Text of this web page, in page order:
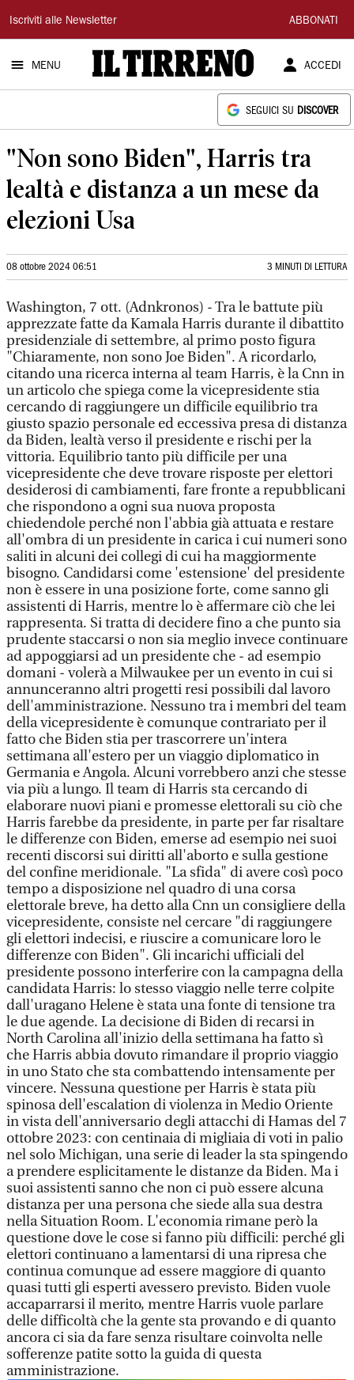
Il
Tirreno
Iscriviti alle Newsletter ABBONATI
MENU ACCEDI
SEGUICI SU DISCOVER
"Non sono Biden", Harris tra
lealtà e distanza a un mese da
elezioni Usa
08 ottobre 2024 06:51 3 MINUTI DI LETTURA
Washington, 7 ott. (Adnkronos) - Tra le battute più
apprezzate fatte da Kamala Harris durante il dibattito
presidenziale di settembre, al primo posto figura
"Chiaramente, non sono Joe Biden". A ricordarlo,
citando una ricerca interna al team Harris, è la Cnn in
un articolo che spiega come la vicepresidente stia
cercando di raggiungere un difficile equilibrio tra
giusto spazio personale ed eccessiva presa di distanza
da Biden, lealtà verso il presidente e rischi per la
vittoria. Equilibrio tanto più difficile per una
vicepresidente che deve trovare risposte per elettori
desiderosi di cambiamenti, fare fronte a repubblicani
che rispondono a ogni sua nuova proposta
chiedendole perché non l'abbia già attuata e restare
all'ombra di un presidente in carica i cui numeri sono
saliti in alcuni dei collegi di cui ha maggiormente
bisogno. Candidarsi come 'estensione' del presidente
non è essere in una posizione forte, come sanno gli
assistenti di Harris, mentre lo è affermare ciò che lei
rappresenta. Si tratta di decidere fino a che punto sia
prudente staccarsi o non sia meglio invece continuare
ad appoggiarsi ad un presidente che - ad esempio
domani - volerà a Milwaukee per un evento in cui si
annunceranno altri progetti resi possibili dal lavoro
dell'amministrazione. Nessuno tra i membri del team
della vicepresidente è comunque contrariato per il
fatto che Biden stia per trascorrere un'intera
settimana all'estero per un viaggio diplomatico in
Germania e Angola. Alcuni vorrebbero anzi che stesse
via più a lungo. Il team di Harris sta cercando di
elaborare nuovi piani e promesse elettorali su ciò che
Harris farebbe da presidente, in parte per far risaltare
le differenze con Biden, emerse ad esempio nei suoi
recenti discorsi sui diritti all'aborto e sulla gestione
del confine meridionale. "La sfida" di avere così poco
tempo a disposizione nel quadro di una corsa
elettorale breve, ha detto alla Cnn un consigliere della
vicepresidente, consiste nel cercare "di raggiungere
gli elettori indecisi, e riuscire a comunicare loro le
differenze con Biden". Gli incarichi ufficiali del
presidente possono interferire con la campagna della
candidata Harris: lo stesso viaggio nelle terre colpite
dall'uragano Helene è stata una fonte di tensione tra
le due agende. La decisione di Biden di recarsi in
North Carolina all'inizio della settimana ha fatto sì
che Harris abbia dovuto rimandare il proprio viaggio
in uno Stato che sta combattendo intensamente per
vincere. Nessuna questione per Harris è stata più
spinosa dell'escalation di violenza in Medio Oriente
in vista dell'anniversario degli attacchi di Hamas del 7
ottobre 2023: con centinaia di migliaia di voti in palio
nel solo Michigan, una serie di leader la sta spingendo
a prendere esplicitamente le distanze da Biden. Ma i
suoi assistenti sanno che non ci può essere alcuna
distanza per una persona che siede alla sua destra
nella Situation Room. L'economia rimane però la
questione dove le cose si fanno più difficili: perché gli
elettori continuano a lamentarsi di una ripresa che
continua comunque ad essere maggiore di quanto
quasi tutti gli esperti avessero previsto. Biden vuole
accaparrarsi il merito, mentre Harris vuole parlare
delle difficoltà che la gente sta provando e di quanto
ancora ci sia da fare senza risultare coinvolta nelle
sofferenze patite sotto la guida di questa
amministrazione.